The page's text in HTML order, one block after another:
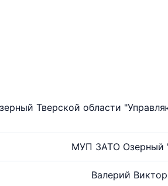
Тверской области
МУП ЗАТО Озерный
Валерий